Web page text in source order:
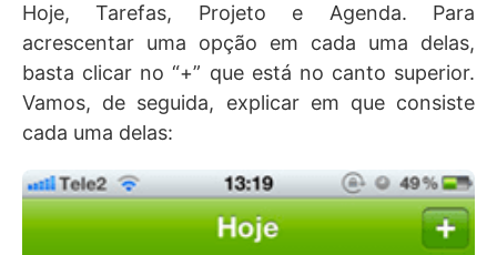
Hoje, Tarefas, Projeto e Agenda. Para
acrescentar uma opção em cada uma delas,
basta clicar no “+” que está no canto superior.
Vamos, de seguida, explicar em que consiste
cada uma delas: